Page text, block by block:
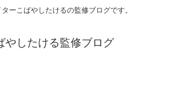
ーこばやしたけるの監修ブログです。
やしたける監修ブログ